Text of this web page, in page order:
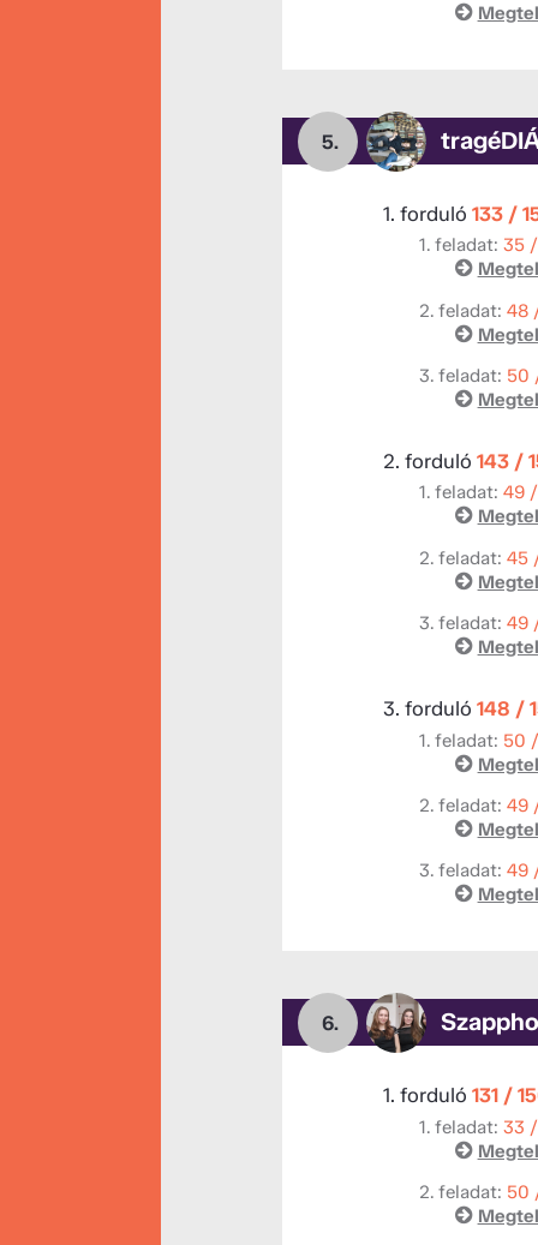
5.
1. forduló 133 /
1. feladat: 35
2. feladat: 48
3. feladat: 50
2. forduló 143 /
1. feladat: 49
2. feladat: 45
3. feladat: 49
3. forduló 148 /
1. feladat: 50
2. feladat: 49
3. feladat: 49
6.
1. forduló 131 /
1. feladat: 33
2. feladat: 50